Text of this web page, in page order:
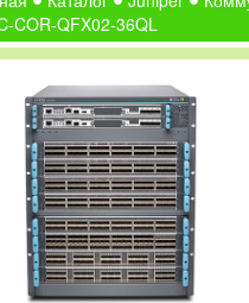
COR-QFX02-36QL